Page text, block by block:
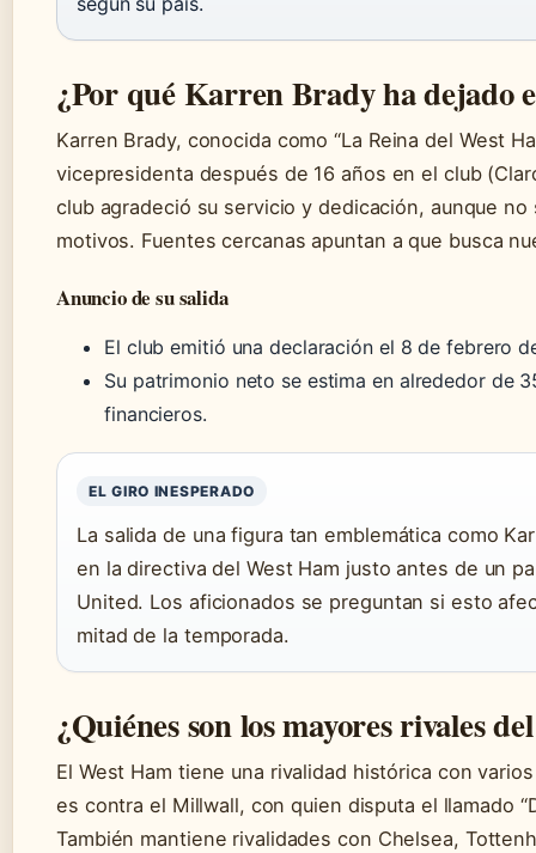
¿Por qué Karren Brady ha dejado
Karren Brady, conocida como “La Reina del West
vicepresidenta después de 16 años en el club
club agradeció su servicio y dedicación, aunque
motivos. Fuentes cercanas apuntan a que busca
Anuncio de su salida
El club emitió una declaración el 8 de febrero
Su patrimonio neto se estima en alrededor de
financieros.
EL GIRO INESPERADO
La salida de una figura tan emblemática como
en la directiva del West Ham justo antes de un
United. Los aficionados se preguntan si esto
mitad de la temporada.
¿Quiénes son los mayores rivales
El West Ham tiene una rivalidad histórica con
es contra el Millwall, con quien disputa el llamado
También mantiene rivalidades con Chelsea,